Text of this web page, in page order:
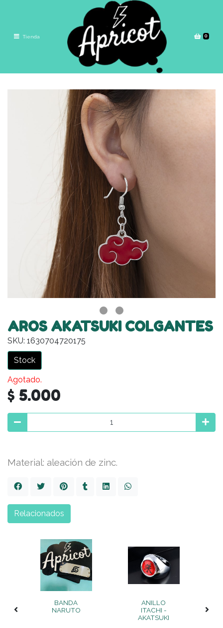
Tienda 0
AROS AKATSUKI COLGANTES
SKU: 1630704720175
Stock
Agotado.
$ 5.000
Material: aleación de zinc.
BANDA
NARUTO
ANILLO
ITACHI -
AKATSUKI
Relacionados